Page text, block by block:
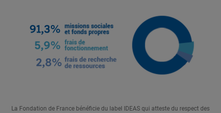
La Fondation de France bénéficie du label IDEAS qui atteste du respect des